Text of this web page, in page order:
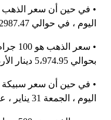
اليوم ، في حوالي 2987.47 دينار الأردن.
بحوالي 5،974.95 دينار الأردن.
اليوم ، الجمعة 31 يناير ، على مستوى 14،937.37 دينار الأردن.